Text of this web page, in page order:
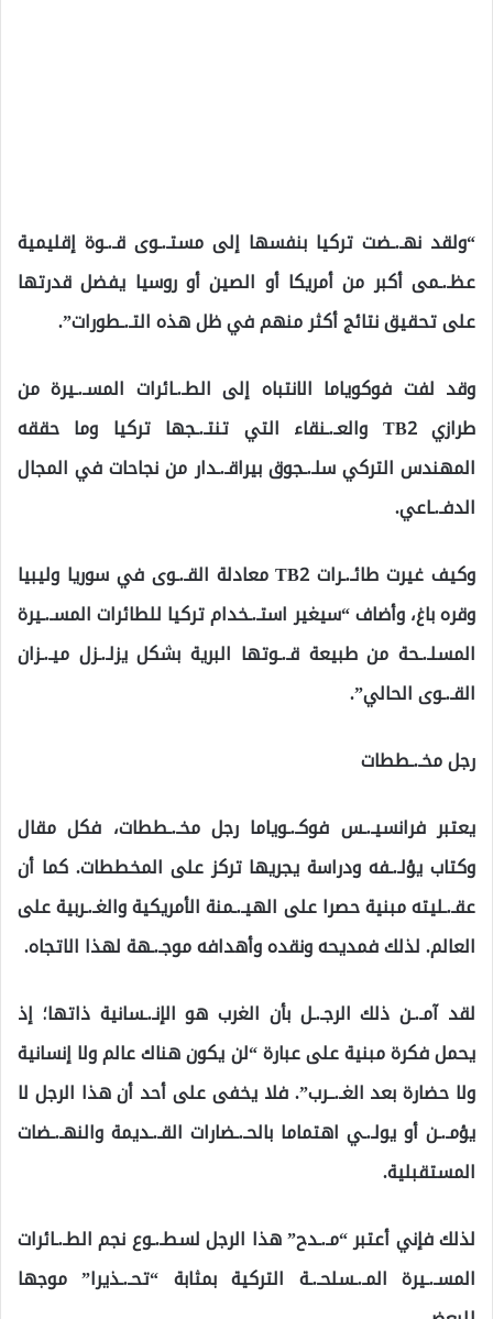
“ولقد نهـ.ـضت تركيا بنفسها إلى مستـ.ـوى قـ.ـوة إقليمية
عظـ.ـمى أكبر من أمريكا أو الصين أو روسيا يفضل قدرتها
على تحقيق نتائج أكثر منهم في ظل هذه التـ.ـطورات”.
وقد لفت فوكوياما الانتباه إلى الطـ.ـائرات المسـ.ـيرة من
طرازي TB2 والعـ.ـنقاء التي تنتـ.ـجها تركيا وما حققه
المهندس التركي سلـ.ـجوق بيراقـ.ـدار من نجاحات في المجال
الدفـ.ـاعي.
وكيف غيرت طائـ.ـرات TB2 معادلة القـ.ـوى في سوريا وليبيا
وقره باغ، وأضاف “سيغير استـ.ـخدام تركيا للطائرات المسـ.ـيرة
المسلـ.ـحة من طبيعة قـ.ـوتها البرية بشكل يزلـ.ـزل ميـ.ـزان
القـ.ـوى الحالي”.
رجل مخـ.ـططات
يعتبر فرانسيـ.ـس فوكـ.ـوياما رجل مخـ.ـططات، فكل مقال
وكتاب يؤلـ.ـفه ودراسة يجريها تركز على المخططات. كما أن
عقـ.ـليته مبنية حصرا على الهيـ.ـمنة الأمريكية والغـ.ـربية على
العالم. لذلك فمديحه ونقده وأهدافه موجـ.ـهة لهذا الاتجاه.
لقد آمـ.ـن ذلك الرجـ.ـل بأن الغرب هو الإنـ.ـسانية ذاتها؛ إذ
يحمل فكرة مبنية على عبارة “لن يكون هناك عالم ولا إنسانية
ولا حضارة بعد الغـ.ــرب”. فلا يخفى على أحد أن هذا الرجل لا
يؤمـ.ـن أو يولـ.ـي اهتماما بالحـ.ـضارات القـ.ـديمة والنهـ.ـضات
المستقبلية.
لذلك فإني أعتبر “مـ.ـدح” هذا الرجل لسطـ.ـوع نجم الطـ.ـائرات
المسـ.ـيرة المـ.ـسلحـ.ـة التركية بمثابة “تحـ.ـذيرا” موجها